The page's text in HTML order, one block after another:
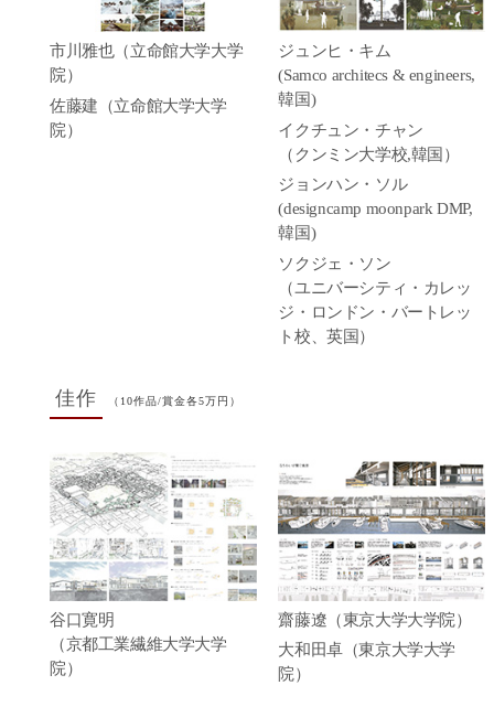
市川雅也（立命館大学大学
院）
佐藤建（立命館大学大学
院）
ジュンヒ・キム
(Samco architecs & engineers,
韓国)
イクチュン・チャン
（クンミン大学校,韓国）
ジョンハン・ソル
(designcamp moonpark DMP,
韓国)
ソクジェ・ソン
（ユニバーシティ・カレッ
ジ・ロンドン・バートレッ
ト校、英国）
佳作 （10作品/賞金各5万円）
谷口寛明
（京都工業繊維大学大学
院）
齋藤遼（東京大学大学院）
大和田卓（東京大学大学
院）